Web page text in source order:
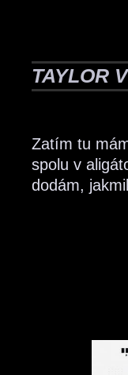
TAYLOR
Zatím tu
spolu v
dodám,